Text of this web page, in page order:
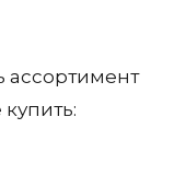
ассортимент